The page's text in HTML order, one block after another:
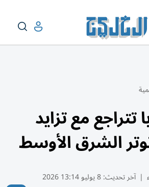
تتراجع مع تزايد
الشرق الأوسط
| آخر تحديث:8 يوليو 13:14 2026